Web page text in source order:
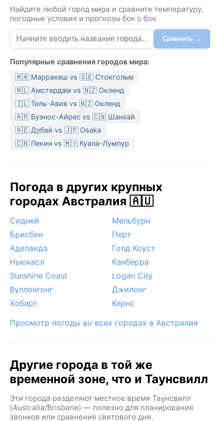
Найдите любой город мира и сравните температуру,
погодные условия и прогнозы бок о бок.
Сравнить →
Популярные сравнения городов мира:
🇲🇦 Марракеш vs 🇸🇪 Стокгольм
🇳🇱 Амстердам vs 🇳🇿 Окленд
🇮🇱 Тель-Авив vs 🇳🇿 Окленд
🇦🇷 Буэнос-Айрес vs 🇨🇳 Шанхай
🇦🇪 Дубай vs 🇯🇵 Osaka
🇨🇳 Пекин vs 🇲🇾 Куала-Лумпур
Погода в других крупных
городах Австралия 🇦🇺
Сидней
Мельбурн
Брисбен
Перт
Аделаида
Голд Коуст
Ньюкасл
Канберра
Sunshine Coast
Logan City
Вуллонгонг
Джилонг
Хобарт
Кернс
Просмотр погоды во всех городах в Австралия
Другие города в той же
временной зоне, что и Таунсвилл
Эти города разделяют местное время Таунсвилл
(Australia/Brisbane) — полезно для планирования
звонков или сравнения светового дня.